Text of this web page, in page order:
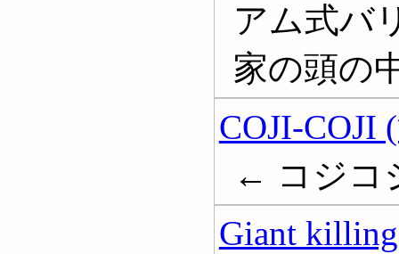
アム式バ
家の頭の
COJI-COJI
← コジコ
Giant